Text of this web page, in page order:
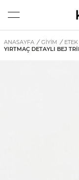
ANASAYFA / GİYİM / ETEK
YIRTMAÇ DETAYLI BEJ